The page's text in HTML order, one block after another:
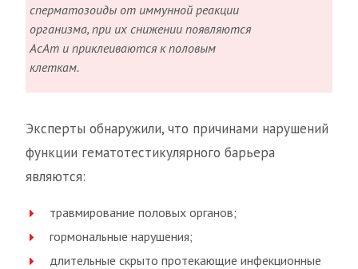
сперматозоиды от иммунной реакции
организма, при их снижении появляются
АсАт и приклеиваются к половым
клеткам.
Эксперты обнаружили, что причинами нарушений
функции гематотестикулярного барьера
являются:
травмирование половых органов;
гормональные нарушения;
длительные скрыто протекающие инфекционные